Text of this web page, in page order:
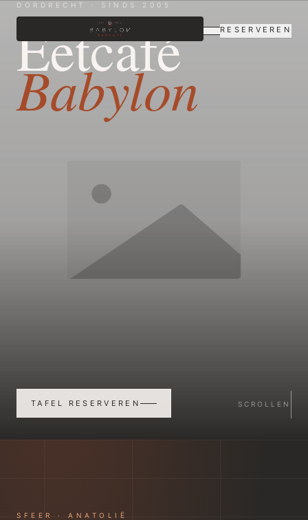
RESERVEREN
DORDRECHT · SINDS 2005
Eetcafé
Babylon
TAFEL RESERVEREN SCROLLEN
SFEER · ANATOLIË